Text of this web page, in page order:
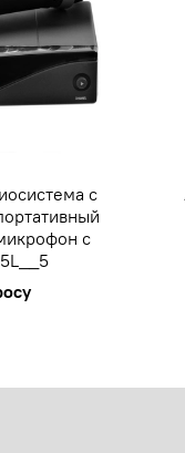
с
с